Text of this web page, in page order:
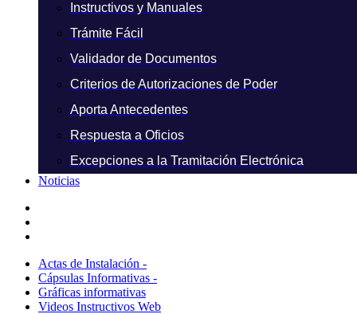
Instructivos y Manuales
Trámite Fácil
Validador de Documentos
Criterios de Autorizaciones de Poder
Aporta Antecedentes
Respuesta a Oficios
Excepciones a la Tramitación Electrónica
Noticias
Actas de Instalación -
Cápsulas Informativas -
Gráficas informativas
Videos Instructivos Web